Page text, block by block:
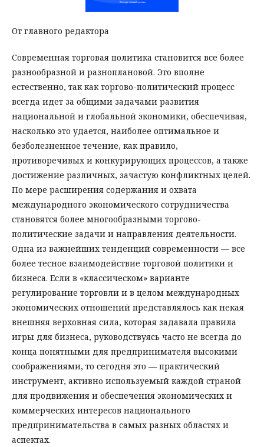
От главного редактора
Современная торговая политика становится все более
разнообразной и разноплановой. Это вполне
естественно, так как торгово-политический процесс
всегда идет за общими задачами развития
национальной и глобальной экономики, обеспечивая,
насколько это удается, наиболее оптимальное и
безболезненное течение, как правило,
противоречивых и конкурирующих процессов, а также
достижение различных, зачастую конфликтных целей.
По мере расширения содержания и охвата
международного экономического сотрудничества
становятся более многообразными торгово-
политические задачи и направления деятельности.
Одна из важнейших тенденций современности — все
более тесное взаимодействие торговой политики и
бизнеса. Если в «классическом» варианте
регулирование торговли и в целом международных
экономических отношений представлялось как некая
внешняя верховная сила, которая задавала правила
игры для бизнеса, руководствуясь часто не всегда до
конца понятными для предпринимателя высокими
соображениями, то сегодня это — практический
инструмент, активно используемый каждой страной
для продвижения и обеспечения экономических и
коммерческих интересов национального
предпринимательства в самых разных областях и
аспектах.